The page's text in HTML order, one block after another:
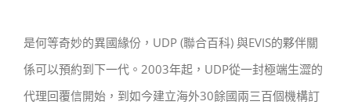
是何等奇妙的異國緣份，UDP (聯合百科) 與EVIS的夥伴關
係可以預約到下一代。2003年起，UDP從一封極端生澀的
代理回覆信開始，到如今建立海外30餘國兩三百個機構訂